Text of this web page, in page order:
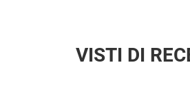
VISTI DI